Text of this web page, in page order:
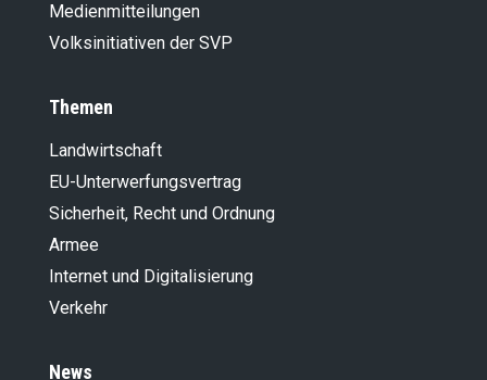
Medienmitteilungen
Volksinitiativen der SVP
Themen
Landwirt­schaft
EU-Unterwerfungsvertrag
Sicherheit, Recht und Ordnung
Armee
Internet und Digitalisierung
Verkehr
News